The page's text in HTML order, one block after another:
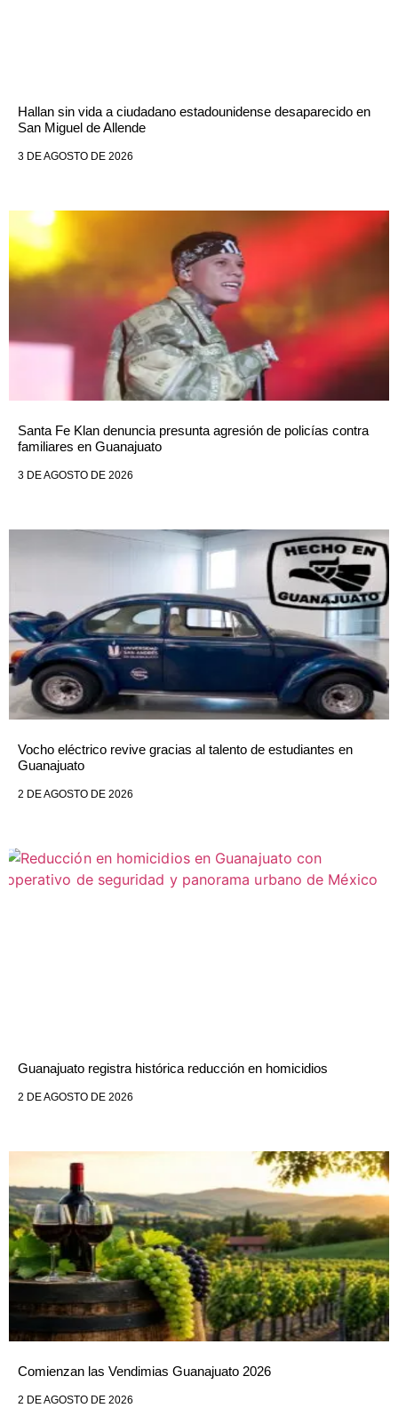
Hallan sin vida a ciudadano estadounidense desaparecido en
San Miguel de Allende
3 DE AGOSTO DE 2026
Santa Fe Klan denuncia presunta agresión de policías contra
familiares en Guanajuato
3 DE AGOSTO DE 2026
Vocho eléctrico revive gracias al talento de estudiantes en
Guanajuato
2 DE AGOSTO DE 2026
Guanajuato registra histórica reducción en homicidios
2 DE AGOSTO DE 2026
Comienzan las Vendimias Guanajuato 2026
2 DE AGOSTO DE 2026